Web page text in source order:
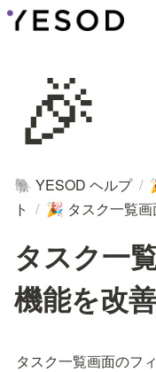
🎉
🐘 YESOD ヘルプ /
ト / 🎉 タスク一覧
タスク一
機能を改
タスク一覧画面のフ